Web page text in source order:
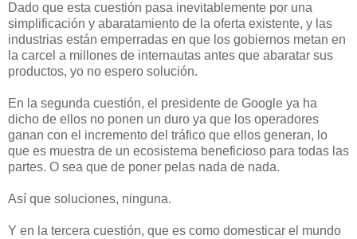
Dado que esta cuestión pasa inevitablemente por una
simplificación y abaratamiento de la oferta existente, y las
industrias están emperradas en que los gobiernos metan en
la carcel a millones de internautas antes que abaratar sus
productos, yo no espero solución.
En la segunda cuestión, el presidente de Google ya ha
dicho de ellos no ponen un duro ya que los operadores
ganan con el incremento del tráfico que ellos generan, lo
que es muestra de un ecosistema beneficioso para todas las
partes. O sea que de poner pelas nada de nada.
Así que soluciones, ninguna.
Y en la tercera cuestión, que es como domesticar el mundo